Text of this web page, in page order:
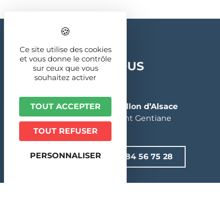
CONTACTEZ-NOUS
SMIBA – Destination Ballon d’Alsace
Ballon d’Alsace – Bâtiment Gentiane
90200 LEPUIX
CONTACT 03 84 56 75 28
Ce site utilise des cookies
et vous donne le contrôle
sur ceux que vous
souhaitez activer
TOUT ACCEPTER
TOUT REFUSER
PERSONNALISER